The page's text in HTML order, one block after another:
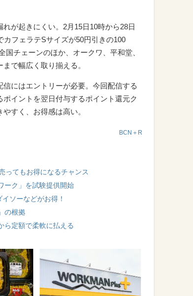
が起きにくい。2月15日10時から28日
フェラテSサイズが50円引きの100
チェーンのほか、オークワ、平和堂、
で幅広く取り揃える。
にはエントリーが必要。今回配信する
イントを翌日付与するポイント還元ク
すく、お得感は高い。
BCN＋R
ってもお得になるチャンス
ーク」を試験提供開始
ソーなどがお得！
の根拠
ら定額で柔軟に払える